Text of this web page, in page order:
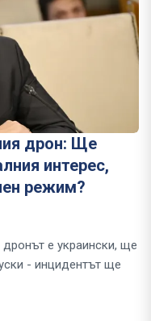
дрон: Ще
интерес,
режим?
е украински, ще
- инцидентът ще